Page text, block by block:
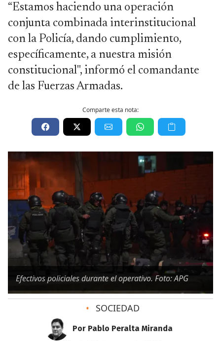
“Estamos haciendo una operación
conjunta combinada interinstitucional
con la Policía, dando cumplimiento,
específicamente, a nuestra misión
constitucional", informó el comandante
de las Fuerzas Armadas.
Comparte esta nota:
Efectivos policiales durante el operativo. Foto: APG
• SOCIEDAD
Por Pablo Peralta Miranda